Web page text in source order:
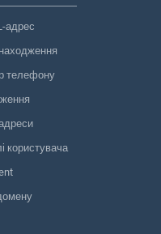
адрес
телефону
користувача